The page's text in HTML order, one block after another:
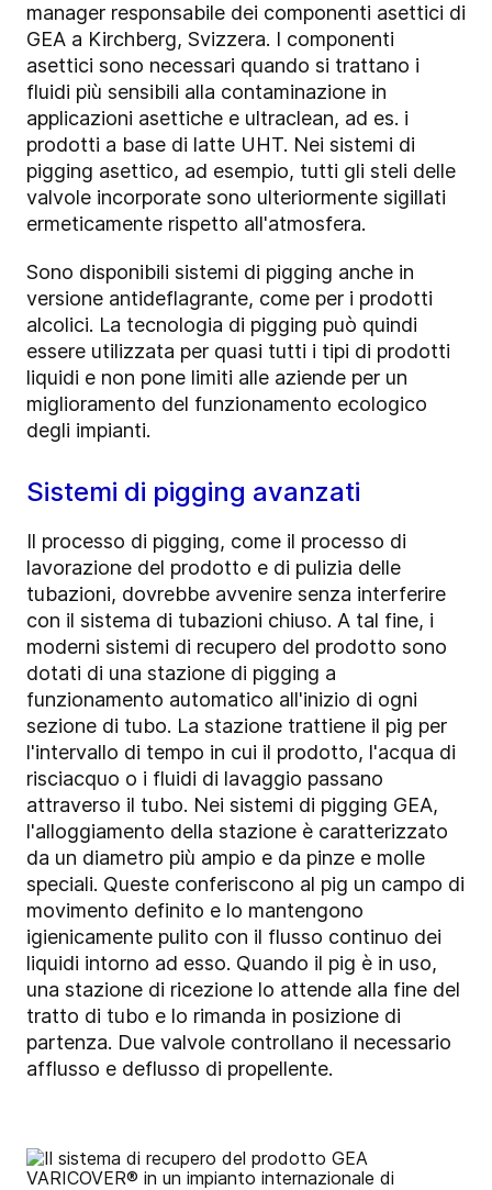
manager responsabile dei componenti asettici di
GEA a Kirchberg, Svizzera. I componenti
asettici sono necessari quando si trattano i
fluidi più sensibili alla contaminazione in
applicazioni asettiche e ultraclean, ad es. i
prodotti a base di latte UHT. Nei sistemi di
pigging asettico, ad esempio, tutti gli steli delle
valvole incorporate sono ulteriormente sigillati
ermeticamente rispetto all'atmosfera.
Sono disponibili sistemi di pigging anche in
versione antideflagrante, come per i prodotti
alcolici. La tecnologia di pigging può quindi
essere utilizzata per quasi tutti i tipi di prodotti
liquidi e non pone limiti alle aziende per un
miglioramento del funzionamento ecologico
degli impianti.
Sistemi di pigging avanzati
Il processo di pigging, come il processo di
lavorazione del prodotto e di pulizia delle
tubazioni, dovrebbe avvenire senza interferire
con il sistema di tubazioni chiuso. A tal fine, i
moderni sistemi di recupero del prodotto sono
dotati di una stazione di pigging a
funzionamento automatico all'inizio di ogni
sezione di tubo. La stazione trattiene il pig per
l'intervallo di tempo in cui il prodotto, l'acqua di
risciacquo o i fluidi di lavaggio passano
attraverso il tubo. Nei sistemi di pigging GEA,
l'alloggiamento della stazione è caratterizzato
da un diametro più ampio e da pinze e molle
speciali. Queste conferiscono al pig un campo di
movimento definito e lo mantengono
igienicamente pulito con il flusso continuo dei
liquidi intorno ad esso. Quando il pig è in uso,
una stazione di ricezione lo attende alla fine del
tratto di tubo e lo rimanda in posizione di
partenza. Due valvole controllano il necessario
afflusso e deflusso di propellente.